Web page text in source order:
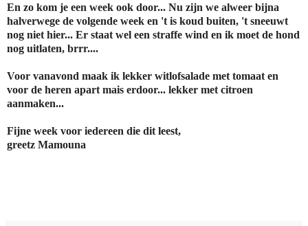
En zo kom je een week ook door... Nu zijn we alweer bijna
halverwege de volgende week en 't is koud buiten, 't sneeuwt
nog niet hier... Er staat wel een straffe wind en ik moet de hond
nog uitlaten, brrr....
Voor vanavond maak ik lekker witlofsalade met tomaat en
voor de heren apart mais erdoor... lekker met citroen
aanmaken...
Fijne week voor iedereen die dit leest,
greetz Mamouna